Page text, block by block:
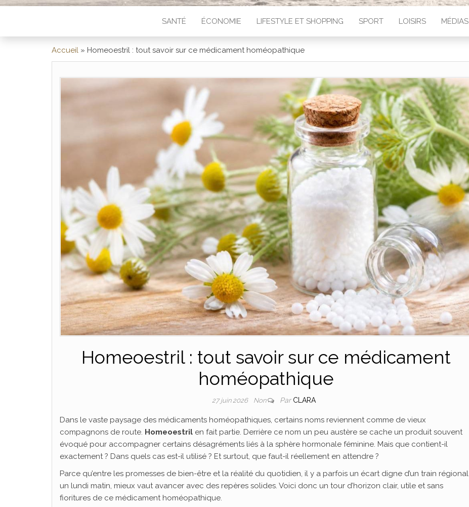
SANTÉ ÉCONOMIE LIFESTYLE ET SHOPPING SPORT LOISIRS MÉDIAS
Accueil » Homeoestril : tout savoir sur ce médicament homéopathique
Homeoestril : tout savoir sur ce médicament
homéopathique
27 juin 2026 Non Par CLARA
Dans le vaste paysage des médicaments homéopathiques, certains noms reviennent comme de vieux
compagnons de route. Homeoestril en fait partie. Derrière ce nom un peu austère se cache un produit souvent
évoqué pour accompagner certains désagréments liés à la sphère hormonale féminine. Mais que contient-il
exactement ? Dans quels cas est-il utilisé ? Et surtout, que faut-il réellement en attendre ?
Parce qu’entre les promesses de bien-être et la réalité du quotidien, il y a parfois un écart digne d’un train régional
un lundi matin, mieux vaut avancer avec des repères solides. Voici donc un tour d’horizon clair, utile et sans
fioritures de ce médicament homéopathique.